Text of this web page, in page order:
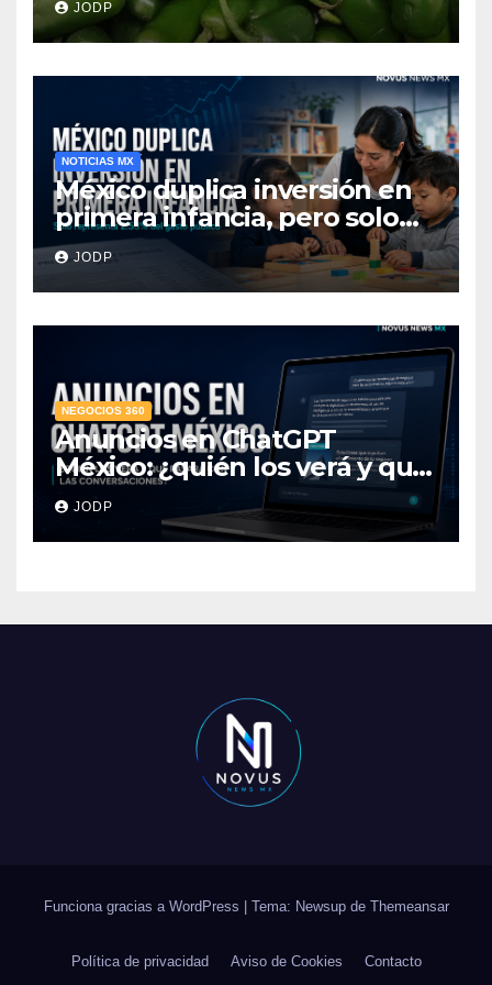
hospitalizados
JODP
NOTICIAS MX
México duplica inversión en
primera infancia, pero solo
destina 2.53% del gasto
público
JODP
NEGOCIOS 360
Anuncios en ChatGPT
México: ¿quién los verá y qué
pasará con las
conversaciones?
JODP
Funciona gracias a WordPress Tema: Newsup de Themeansar
Política de privacidad Aviso de Cookies Contacto